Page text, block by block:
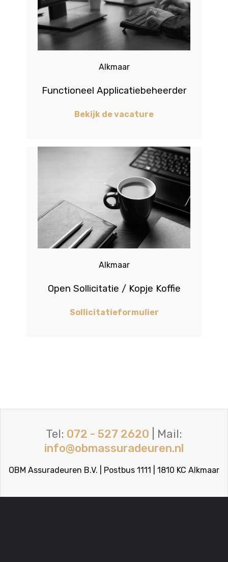
Alkmaar
Functioneel Applicatiebeheerder
Bekijk de vacature
Alkmaar
Open Sollicitatie / Kopje Koffie
Sollicitatieformulier
Tel: 072 - 527 2620 | Mail:
info@obmassuradeuren.nl
OBM Assuradeuren B.V. | Postbus 1111 | 1810 KC Alkmaar